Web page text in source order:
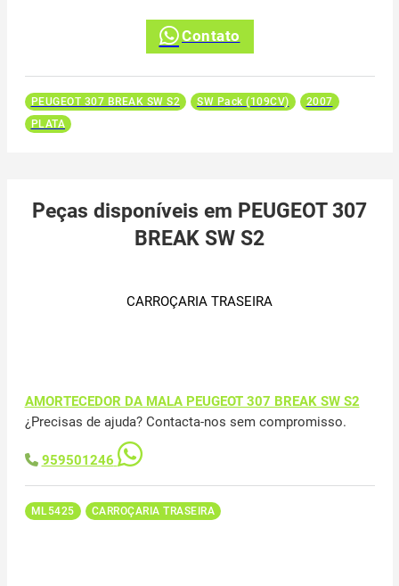
Contato
PEUGEOT 307 BREAK SW S2 SW Pack (109CV)
2007
PLATA
Peças disponíveis em PEUGEOT 307
BREAK SW S2
CARROÇARIA TRASEIRA
AMORTECEDOR DA MALA PEUGEOT 307 BREAK SW S2
¿Precisas de ajuda? Contacta-nos sem compromisso.
959501246
ML5425 CARROÇARIA TRASEIRA